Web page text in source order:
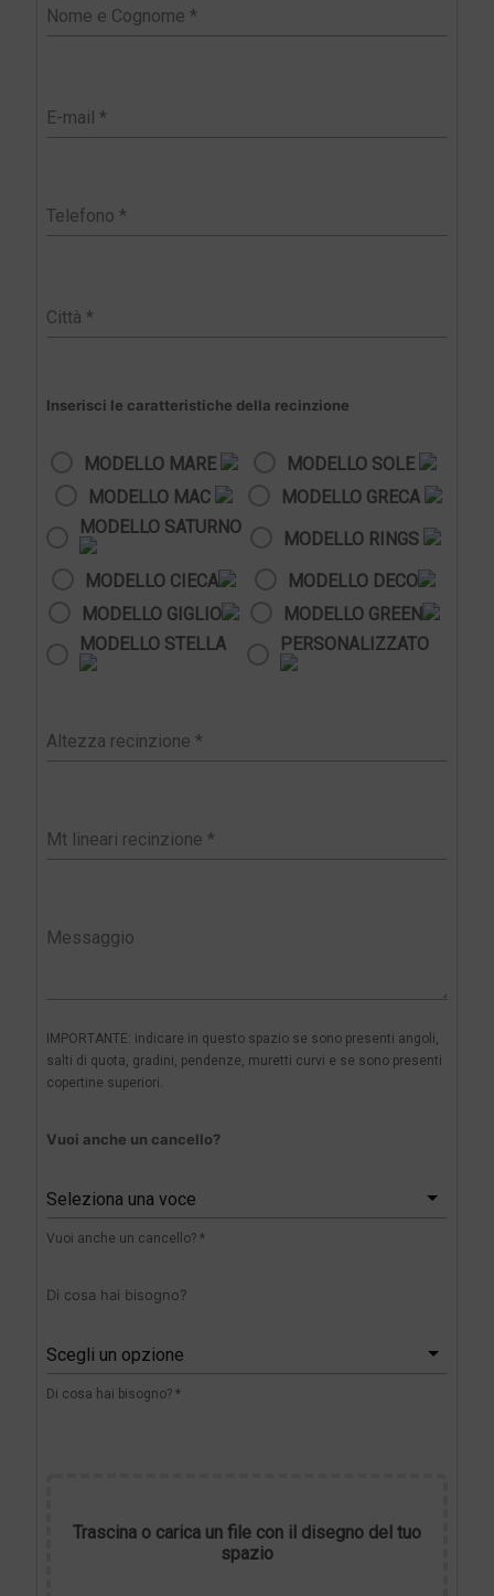
Inserisci le caratteristiche della recinzione
MODELLO MARE
MODELLO SOLE
MODELLO MAC
MODELLO GRECA
MODELLO SATURNO
MODELLO RINGS
MODELLO CIECA
MODELLO DECO
MODELLO GIGLIO
MODELLO GREEN
MODELLO STELLA
PERSONALIZZATO
IMPORTANTE: indicare in questo spazio se sono presenti angoli,
salti di quota, gradini, pendenze, muretti curvi e se sono presenti
copertine superiori.
Vuoi anche un cancello?
Seleziona una voce
Vuoi anche un cancello? *
Di cosa hai bisogno?
Scegli un opzione
Di cosa hai bisogno? *
Trascina o carica un file con il disegno del tuo
spazio